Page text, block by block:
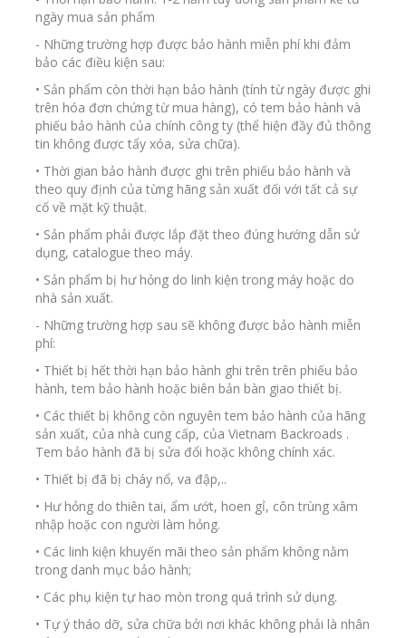
ngày mua sản phẩm
- Những trường hợp được bảo hành miễn phí khi đảm
bảo các điều kiện sau:
• Sản phẩm còn thời hạn bảo hành (tính từ ngày được ghi
trên hóa đơn chứng từ mua hàng), có tem bảo hành và
phiếu bảo hành của chính công ty (thể hiện đầy đủ thông
tin không được tẩy xóa, sửa chữa).
• Thời gian bảo hành được ghi trên phiếu bảo hành và
theo quy định của từng hãng sản xuất đối với tất cả sự
cố về mặt kỹ thuật.
• Sản phẩm phải được lắp đặt theo đúng hướng dẫn sử
dụng, catalogue theo máy.
• Sản phẩm bị hư hỏng do linh kiện trong máy hoặc do
nhà sản xuất.
- Những trường hợp sau sẽ không được bảo hành miễn
phí:
• Thiết bị hết thời hạn bảo hành ghi trên trên phiếu bảo
hành, tem bảo hành hoặc biên bản bàn giao thiết bị.
• Các thiết bị không còn nguyên tem bảo hành của hãng
sản xuất, của nhà cung cấp, của Vietnam Backroads .
Tem bảo hành đã bị sửa đổi hoặc không chính xác.
• Thiết bị đã bị cháy nổ, va đập,..
• Hư hỏng do thiên tai, ẩm ướt, hoen gỉ, côn trùng xâm
nhập hoặc con người làm hỏng.
• Các linh kiện khuyến mãi theo sản phẩm không nằm
trong danh mục bảo hành;
• Các phụ kiện tự hao mòn trong quá trình sử dụng.
• Tự ý tháo dỡ, sửa chữa bởi nơi khác không phải là nhân